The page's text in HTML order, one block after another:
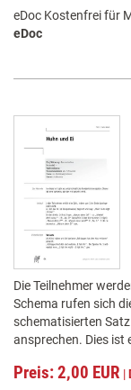
eDoc Kostenfrei für
eDoc
Die Teilnehmer
Schema rufen sich
schematisierten
ansprechen. Dies ist
Preis: 2,00 EUR |